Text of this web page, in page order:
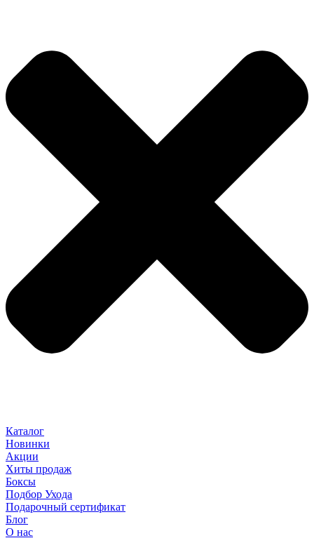
Каталог
Новинки
Акции
Хиты продаж
Боксы
Подбор Ухода
Подарочный сертификат
Блог
О нас